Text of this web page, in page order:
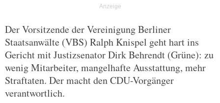
Der Vorsitzende der Vereinigung Berliner
Staatsanwälte (VBS) Ralph Knispel geht hart ins
Gericht mit Justizsenator Dirk Behrendt (Grüne): zu
wenig Mitarbeiter, mangelhafte Ausstattung, mehr
Straftaten. Der macht den CDU-Vorgänger
verantwortlich.